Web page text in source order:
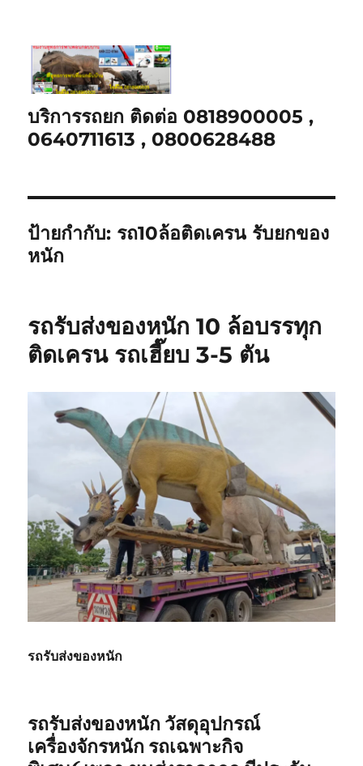
บริการรถยก ติดต่อ 0818900005 ,
0640711613 , 0800628488
ป้ายกำกับ: รถ10ล้อติดเครน รับยกของ
หนัก
รถรับส่งของหนัก 10 ล้อบรรทุก
ติดเครน รถเฮี๊ยบ 3-5 ตัน
รถรับส่งของหนัก
รถรับส่งของหนัก วัสดุอุปกรณ์
เครื่องจักรหนัก รถเฉพาะกิจ